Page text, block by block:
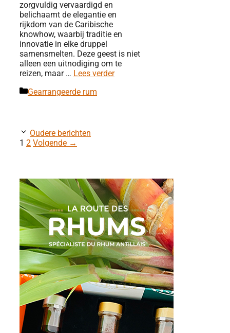
zorgvuldig vervaardigd en
belichaamt de elegantie en
rijkdom van de Caribische
knowhow, waarbij traditie en
innovatie in elke druppel
samensmelten. Deze geest is niet
alleen een uitnodiging om te
reizen, maar … Lees verder
Categorieën
Gearrangeerde rum
Oudere berichten
Pagina
1 Pagina
2 Volgende →